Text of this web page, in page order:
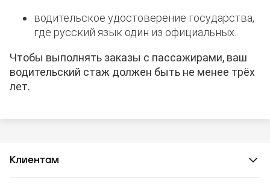
водительское удостоверение государства,
где русский язык один из официальных.
Чтобы выполнять заказы с пассажирами, ваш
водительский стаж должен быть не менее трёх
лет.
Клиентам